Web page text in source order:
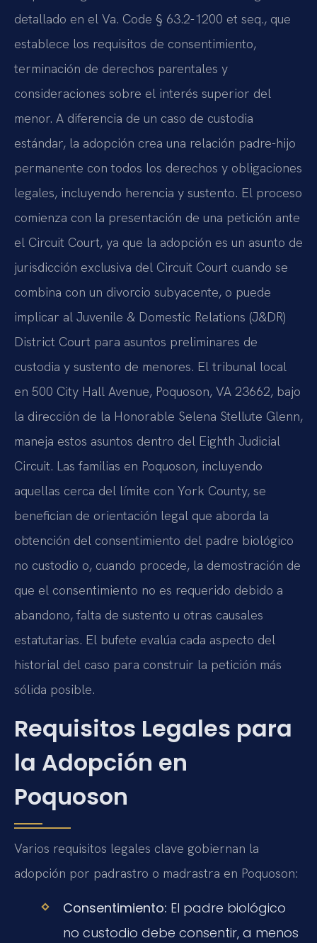
detallado en el Va. Code § 63.2-1200 et seq., que
establece los requisitos de consentimiento,
terminación de derechos parentales y
consideraciones sobre el interés superior del
menor. A diferencia de un caso de custodia
estándar, la adopción crea una relación padre-hijo
permanente con todos los derechos y obligaciones
legales, incluyendo herencia y sustento. El proceso
comienza con la presentación de una petición ante
el Circuit Court, ya que la adopción es un asunto de
jurisdicción exclusiva del Circuit Court cuando se
combina con un divorcio subyacente, o puede
implicar al Juvenile & Domestic Relations (J&DR)
District Court para asuntos preliminares de
custodia y sustento de menores. El tribunal local
en 500 City Hall Avenue, Poquoson, VA 23662, bajo
la dirección de la Honorable Selena Stellute Glenn,
maneja estos asuntos dentro del Eighth Judicial
Circuit. Las familias en Poquoson, incluyendo
aquellas cerca del límite con York County, se
benefician de orientación legal que aborda la
obtención del consentimiento del padre biológico
no custodio o, cuando procede, la demostración de
que el consentimiento no es requerido debido a
abandono, falta de sustento u otras causales
estatutarias. El bufete evalúa cada aspecto del
historial del caso para construir la petición más
sólida posible.
Requisitos Legales para
la Adopción en
Poquoson
Varios requisitos legales clave gobiernan la
adopción por padrastro o madrastra en Poquoson:
Consentimiento: El padre biológico
no custodio debe consentir, a menos